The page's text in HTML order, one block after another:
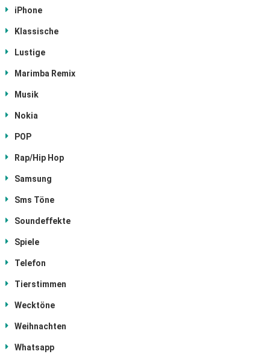
iPhone
Klassische
Lustige
Marimba Remix
Musik
Nokia
POP
Rap/Hip Hop
Samsung
Sms Töne
Soundeffekte
Spiele
Telefon
Tierstimmen
Wecktöne
Weihnachten
Whatsapp